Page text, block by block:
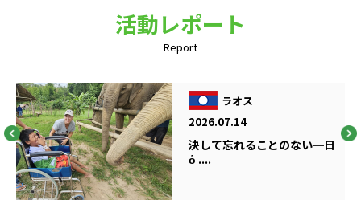
活動レポート
Report
ラオス
2026.07.14
決して忘れることのない一日
ὁ ....